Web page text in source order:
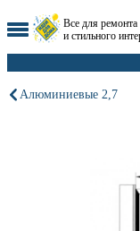
Все для ремонта
и стильного
Алюминиевые 2,7